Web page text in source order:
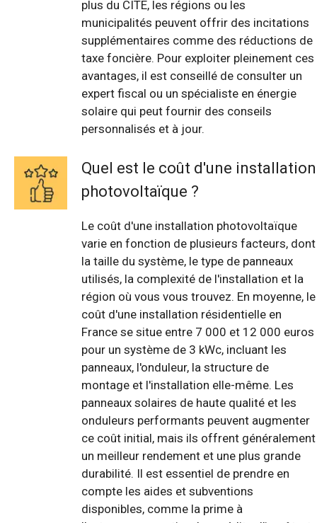
plus du CITE, les régions ou les
municipalités peuvent offrir des incitations
supplémentaires comme des réductions de
taxe foncière. Pour exploiter pleinement ces
avantages, il est conseillé de consulter un
expert fiscal ou un spécialiste en énergie
solaire qui peut fournir des conseils
personnalisés et à jour.
Quel est le coût d'une installation
photovoltaïque ?
Le coût d'une installation photovoltaïque
varie en fonction de plusieurs facteurs, dont
la taille du système, le type de panneaux
utilisés, la complexité de l'installation et la
région où vous vous trouvez. En moyenne, le
coût d'une installation résidentielle en
France se situe entre 7 000 et 12 000 euros
pour un système de 3 kWc, incluant les
panneaux, l'onduleur, la structure de
montage et l'installation elle-même. Les
panneaux solaires de haute qualité et les
onduleurs performants peuvent augmenter
ce coût initial, mais ils offrent généralement
un meilleur rendement et une plus grande
durabilité. Il est essentiel de prendre en
compte les aides et subventions
disponibles, comme la prime à